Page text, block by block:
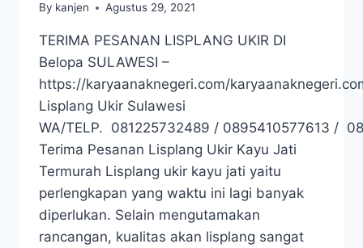
By kanjen Agustus 29, 2021
TERIMA PESANAN LISPLANG UKIR DI
Belopa SULAWESI –
https://karyaanaknegeri.com/
Lisplang Ukir Sulawesi
WA/TELP. 081225732489 / 0895410577613 /
Terima Pesanan Lisplang Ukir Kayu Jati
Termurah Lisplang ukir kayu jati yaitu
perlengkapan yang waktu ini lagi banyak
diperlukan. Selain mengutamakan
rancangan, kualitas akan lisplang sangat